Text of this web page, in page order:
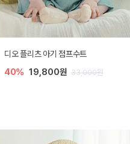
디오 플리츠 아기 점프수트
40% 19,800원 33,000원